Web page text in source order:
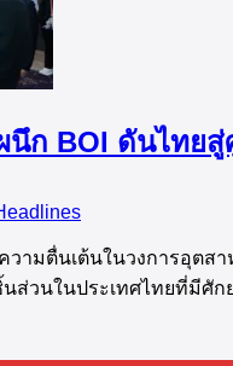
ก BOI ดันไทยสู่
งความตื่นเต้นในวงการ
ส่วนในประเทศไทยที่มีศั